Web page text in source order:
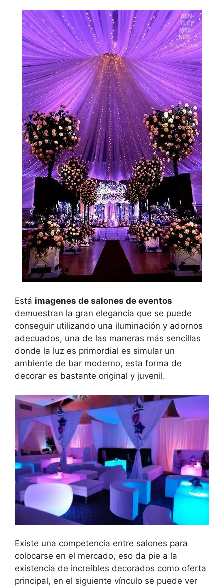
Está imagenes de salones de eventos
demuestran la gran elegancia que se puede
conseguir utilizando una iluminación y adornos
adecuados, una de las maneras más sencillas
donde la luz es primordial es simular un
ambiente de bar moderno, esta forma de
decorar es bastante original y juvenil.
Existe una competencia entre salones para
colocarse en el mercado, eso da pie a la
existencia de increíbles decorados como oferta
principal, en el siguiente vínculo se puede ver